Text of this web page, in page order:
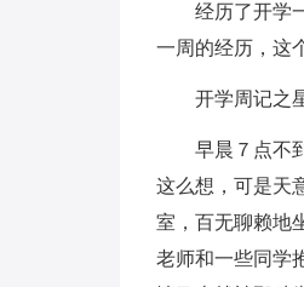
经历了开学
一周的经历，这
开学周记之
早晨７点不
这么想，可是天
室，百无聊赖地
老师和一些同学